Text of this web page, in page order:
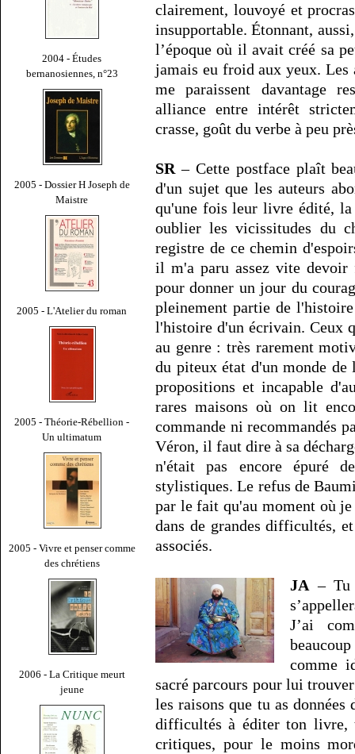
2004 - Études
bernanosiennes, n°23
2005 - Dossier H Joseph de
Maistre
2005 - L'Atelier du roman
2005 - Théorie-Rébellion -
Un ultimatum
2005 - Vivre et penser comme
des chrétiens
2006 - La Critique meurt
jeune
clairement, louvoyé et
insupportable. Étonnant,
l’époque où il avait créé sa
jamais eu froid aux yeux. Les
me paraissent davantage
alliance entre intérêt
crasse, goût du verbe à peu
SR – Cette postface plaît
d'un sujet que les auteurs
qu'une fois leur livre édité,
oublier les vicissitudes du
registre de ce chemin
il m'a paru assez vite
pour donner un jour du
pleinement partie de
l'histoire d'un écrivain. Ceux
au genre : très rarement
du piteux état d'un monde
propositions et incapable
rares maisons où on lit
commande ni recommandés
Véron, il faut dire à sa
n'était pas encore épuré
stylistiques. Le refus de
par le fait qu'au moment où
dans de grandes difficultés,
associés.
JA –
J’ai
comme
sacré parcours pour lui
les raisons que tu as
difficultés à éditer ton livre,
critiques, pour le moins